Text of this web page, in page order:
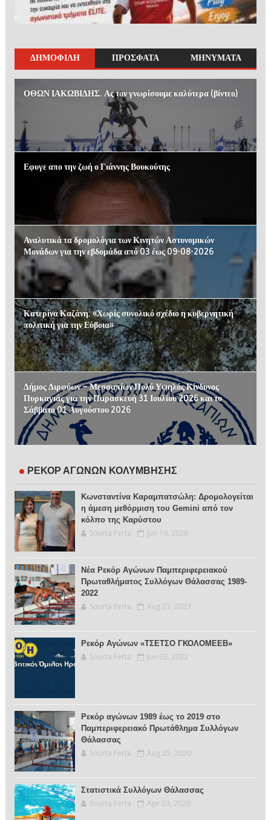
ΔΗΜΟΦΙΛΗ ΠΡΟΣΦΑΤΑ ΜΗΝΥΜΑΤΑ
ΟΘΩΝ ΙΑΚΩΒΙΔΗΣ. Ας τον γνωρίσουμε καλύτερα (βίντεο)
Εφυγε απο την ζωή ο Γιάννης Βουκούτης
Αναλυτικά τα δρομολόγια των Κινητών Αστυνομικών
Μονάδων για την εβδομάδα από 03 έως 09-08-2026
Κατερίνα Καζάνη: «Χωρίς συνολικό σχέδιο η κυβερνητική
πολιτική για την Εύβοια»
Δήμος Διρφύων – Μεσσαπίων Πολύ Υψηλός Κίνδυνος
Πυρκαγιάς για την Παρασκευή 31 Ιουλίου 2026 και το
Σάββατο 01 Αυγούστου 2026
ΡΕΚΟΡ ΑΓΩΝΩΝ ΚΟΛΥΜΒΗΣΗΣ
Κωνσταντίνα Καραμπατσώλη: Δρομολογείται
η άμεση μεθόρμιση του Gemini από τον
κόλπο της Καρύστου
Sourta Ferta Jun 19, 2026
Νέα Ρεκόρ Αγώνων Παμπεριφερειακού
Πρωταθλήματος Συλλόγων Θάλασσας 1989-
2022
Sourta Ferta Aug 23, 2023
Ρεκόρ Αγώνων «ΤΣΕΤΣΟ ΓΚΟΛΟΜΕΕΒ»
Sourta Ferta Jun 03, 2022
Ρεκόρ αγώνων 1989 έως το 2019 στο
Παμπεριφερειακό Πρωτάθλημα Συλλόγων
Θάλασσας
Sourta Ferta Aug 25, 2020
Στατιστικά Συλλόγων Θάλασσας
Sourta Ferta Apr 03, 2020